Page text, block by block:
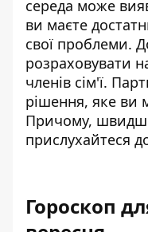
середа може
ви маєте
свої проблеми.
розраховувати
членів сім'ї.
рішення, яке ви
Причому,
прислухайтеся
Гороскоп